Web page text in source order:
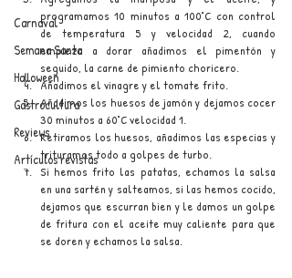
Carnaval
Semana Santa
Halloween
Gastrocultura
Reviews
Artículos revistas
programamos 10 minutos a 100°C con control
de temperatura 5 y velocidad 2, cuando
empieza a dorar añadimos el pimentón y
seguido, la carne de pimiento choricero.
Añadimos el vinagre y el tomate frito.
Añadimos los huesos de jamón y dejamos cocer
30 minutos a 60°C velocidad 1.
Retiramos los huesos, añadimos las especias y
trituramos todo a golpes de turbo.
Si hemos frito las patatas, echamos la salsa
en una sartén y salteamos, si las hemos cocido,
dejamos que escurran bien y le damos un golpe
de fritura con el aceite muy caliente para que
se doren y echamos la salsa.